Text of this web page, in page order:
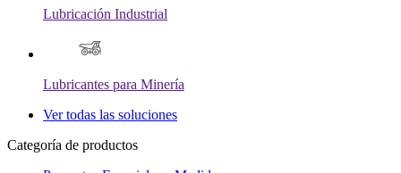
Lubricación Industrial
Lubricantes para Minería
Ver todas las soluciones
Categoría de productos